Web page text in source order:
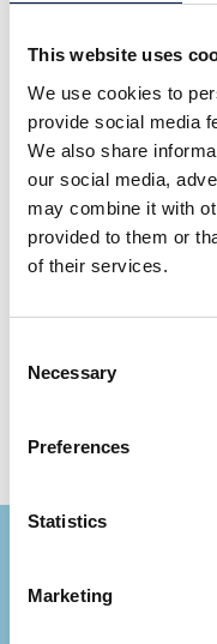
This website uses
We use cookies to
provide social media
We also share
our social media,
may combine it with
provided to them or
of their services.
Selection
Necessary
Preferences
Statistics
Marketing
PET pour boissons,
barres sucrées,
personnels
Largeur de tapis
Multitapis :
Gamme de